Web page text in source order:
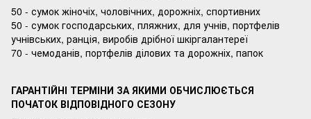
50 - сумок жіночіх, чоловічних, дорожніх, спортивних
50 - сумок господарських, пляжних, для учнів, портфелів
учнівських, ранція, виробів дрібної шкіргалантереї
70 - чемоданів, портфелів ділових та дорожніх, папок
ГАРАНТІЙНІ ТЕРМІНИ ЗА ЯКИМИ ОБЧИСЛЮЄТЬСЯ
ПОЧАТОК ВІДПОВІДНОГО СЕЗОНУ